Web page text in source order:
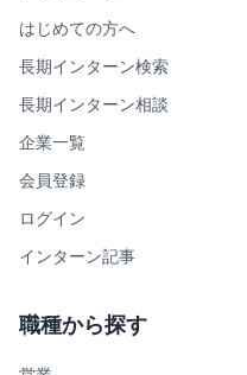
はじめての方へ
長期インターン検索
長期インターン相談
企業一覧
会員登録
ログイン
インターン記事
職種から探す